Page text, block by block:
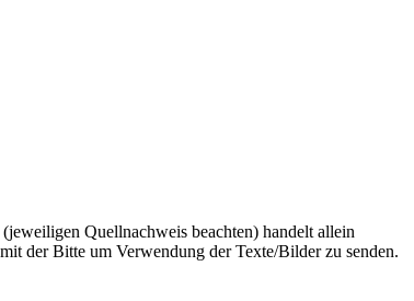
Quellnachweis beachten) handelt allein
der Bitte um Verwendung der Texte/Bilder zu senden.